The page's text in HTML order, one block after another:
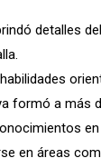
detalles
formó a más
en áreas